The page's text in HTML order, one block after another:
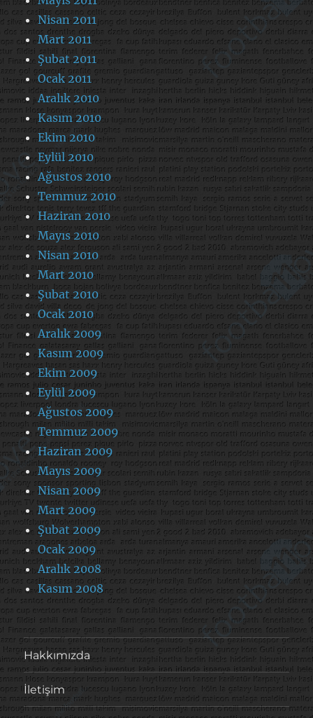
Nisan 2011
Mart 2011
Şubat 2011
Ocak 2011
Aralık 2010
Kasım 2010
Ekim 2010
Eylül 2010
Ağustos 2010
Temmuz 2010
Haziran 2010
Mayıs 2010
Nisan 2010
Mart 2010
Şubat 2010
Ocak 2010
Aralık 2009
Kasım 2009
Ekim 2009
Eylül 2009
Ağustos 2009
Temmuz 2009
Haziran 2009
Mayıs 2009
Nisan 2009
Mart 2009
Şubat 2009
Ocak 2009
Aralık 2008
Kasım 2008
Hakkımızda
İletişim